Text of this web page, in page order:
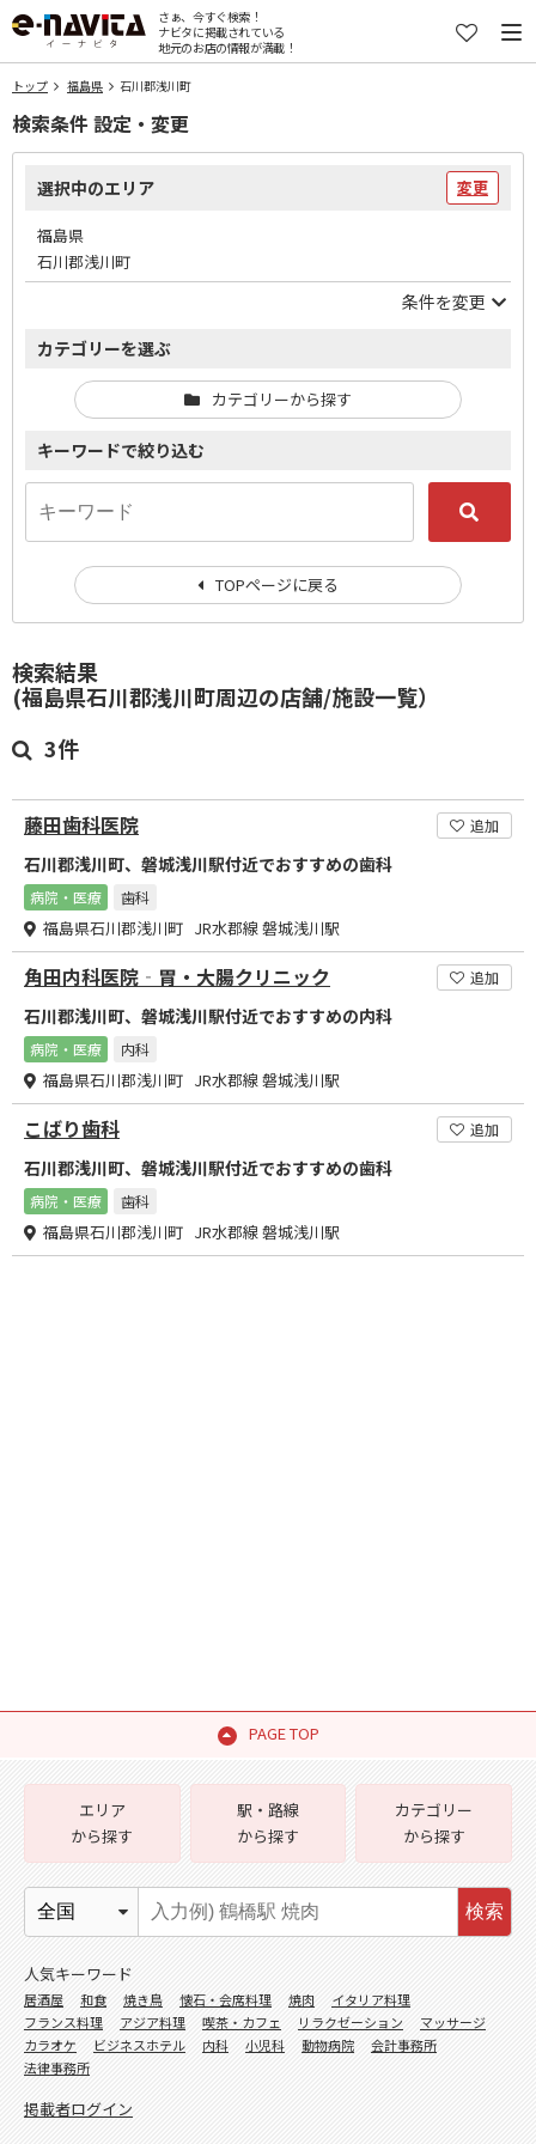
さぁ、今すぐ検索！
ナビタに掲載されている
地元のお店の情報が満載！
トップ 福島県 石川郡浅川町
検索結果
(福島県石川郡浅川町周辺の店舗/施設一覧）
3件
藤田歯科医院 追加
石川郡浅川町、磐城浅川駅付近でおすすめの歯科
病院・医療 歯科
福島県石川郡浅川町 JR水郡線 磐城浅川駅
角田内科医院‐胃・大腸クリニック 追加
石川郡浅川町、磐城浅川駅付近でおすすめの内科
病院・医療 内科
福島県石川郡浅川町 JR水郡線 磐城浅川駅
こばり歯科 追加
石川郡浅川町、磐城浅川駅付近でおすすめの歯科
病院・医療 歯科
福島県石川郡浅川町 JR水郡線 磐城浅川駅
検索条件 設定・変更
選択中のエリア 変更
福島県
石川郡浅川町
条件を変更
カテゴリーを選ぶ
カテゴリーから探す
キーワードで絞り込む
TOPページに戻る
PAGE TOP
エリア
から探す
駅・路線
から探す
カテゴリー
から探す
検索
人気キーワード
居酒屋 和食 焼き鳥 懐石・会席料理 焼肉
イタリア料理
フランス料理
アジア料理 喫茶・カフェ リラクゼーション
マッサージ
カラオケ
ビジネスホテル 内科 小児科 動物病院
会計事務所
法律事務所
掲載者ログイン